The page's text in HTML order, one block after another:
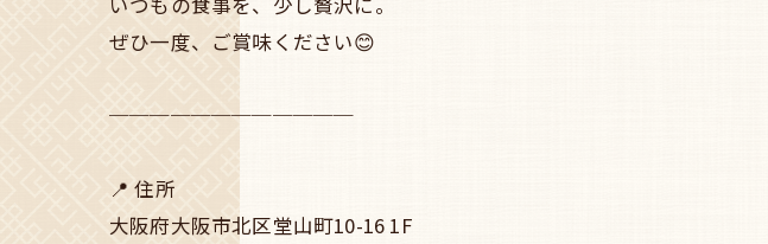
ぜひ一度、ご賞味ください😊
────────────
📍 住所
大阪府大阪市北区堂山町10-16 1F